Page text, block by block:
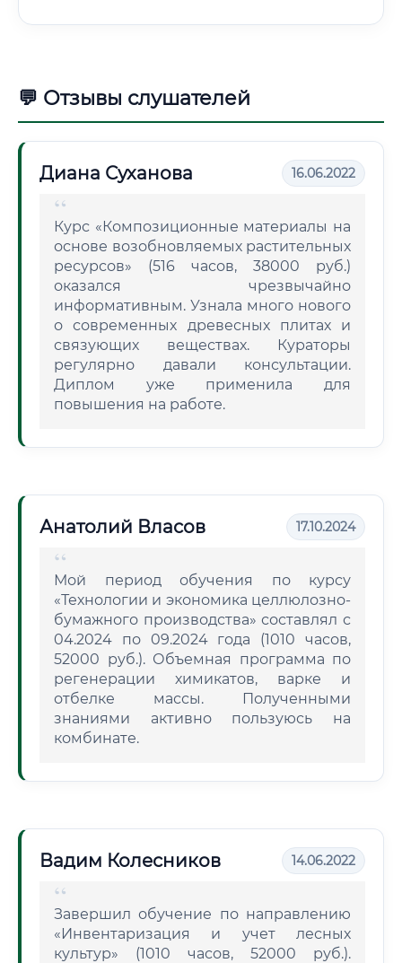
💬 Отзывы слушателей
Диана Суханова 16.06.2022
Курс «Композиционные материалы на
основе возобновляемых растительных
ресурсов» (516 часов, 38000 руб.)
оказался чрезвычайно
информативным. Узнала много нового
о современных древесных плитах и
связующих веществах. Кураторы
регулярно давали консультации.
Диплом уже применила для
повышения на работе.
Анатолий Власов 17.10.2024
Мой период обучения по курсу
«Технологии и экономика целлюлозно-
бумажного производства» составлял с
04.2024 по 09.2024 года (1010 часов,
52000 руб.). Объемная программа по
регенерации химикатов, варке и
отбелке массы. Полученными
знаниями активно пользуюсь на
комбинате.
Вадим Колесников 14.06.2022
Завершил обучение по направлению
«Инвентаризация и учет лесных
культур» (1010 часов, 52000 руб.).